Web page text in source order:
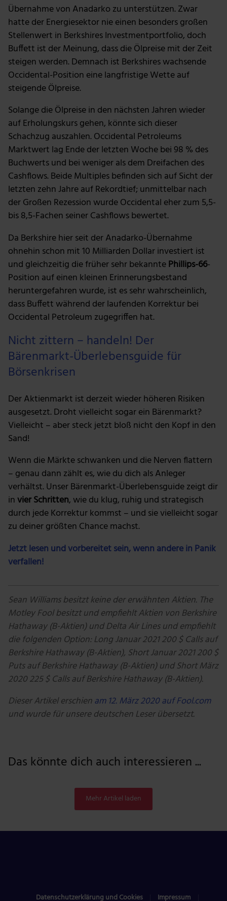
Übernahme von Anadarko zu unterstützen. Zwar
hatte der Energiesektor nie einen besonders großen
Stellenwert in Berkshires Investmentportfolio, doch
Buffett ist der Meinung, dass die Ölpreise mit der Zeit
steigen werden. Demnach ist Berkshires wachsende
Occidental-Position eine langfristige Wette auf
steigende Ölpreise.
Solange die Ölpreise in den nächsten Jahren wieder
auf Erholungskurs gehen, könnte sich dieser
Schachzug auszahlen. Occidental Petroleums
Marktwert lag Ende der letzten Woche bei 98 % des
Buchwerts und bei weniger als dem Dreifachen des
Cashflows. Beide Multiples befinden sich auf Sicht der
letzten zehn Jahre auf Rekordtief; unmittelbar nach
der Großen Rezession wurde Occidental eher zum 5,5-
bis 8,5-Fachen seiner Cashflows bewertet.
Da Berkshire hier seit der Anadarko-Übernahme
ohnehin schon mit 10 Milliarden Dollar investiert ist
und gleichzeitig die früher sehr bekanntePhillips-66-
Position auf einen kleinen Erinnerungsbestand
heruntergefahren wurde, ist es sehr wahrscheinlich,
dass Buffett während der laufenden Korrektur bei
Occidental Petroleum zugegriffen hat.
Nicht zittern – handeln! Der
Bärenmarkt-Überlebensguide für
Börsenkrisen
Der Aktienmarkt ist derzeit wieder höheren Risiken
ausgesetzt. Droht vielleicht sogar ein Bärenmarkt?
Vielleicht – aber steck jetzt bloß nicht den Kopf in den
Sand!
Wenn die Märkte schwanken und die Nerven flattern
– genau dann zählt es, wie du dich als Anleger
verhältst. Unser Bärenmarkt-Überlebensguide zeigt dir
invier Schritten, wie du klug, ruhig und strategisch
durch jede Korrektur kommst – und sie vielleicht sogar
zu deiner größten Chance machst.
Jetzt lesen und vorbereitet sein, wenn andere in Panik
verfallen!
Sean Williams besitzt keine der erwähnten Aktien. The
Motley Fool besitzt und empfiehlt Aktien von Berkshire
Hathaway (B-Aktien) und Delta Air Lines und empfiehlt
die folgenden Option: Long Januar 2021 200 $ Calls auf
Berkshire Hathaway (B-Aktien), Short Januar 2021 200 $
Puts auf Berkshire Hathaway (B-Aktien) und Short März
2020 225 $ Calls auf Berkshire Hathaway (B-Aktien).
Dieser Artikel erschienam 12. März 2020 auf Fool.com
und wurde für unsere deutschen Leser übersetzt.
Das könnte dich auch interessieren ...
Mehr Artikel laden
Datenschutzerklärung und Cookies Impressum